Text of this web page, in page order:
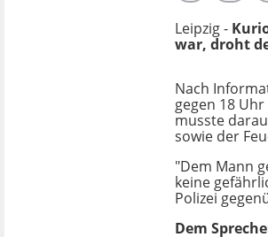
Leipzig -
war, droht
Nach
gegen 18
musste
sowie der
"Dem Mann
keine
Polizei
Dem